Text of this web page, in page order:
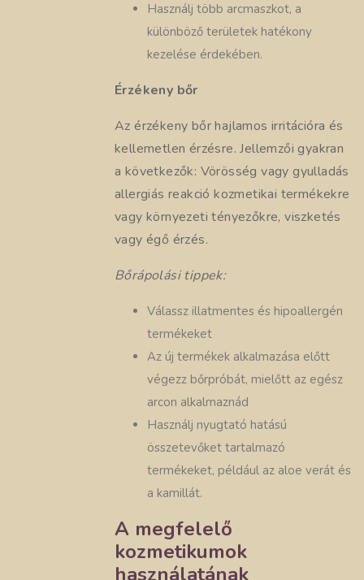
Használj több arcmaszkot, a
különböző területek hatékony
kezelése érdekében.
Érzékeny bőr
Az érzékeny bőr hajlamos irritációra és
kellemetlen érzésre. Jellemzői gyakran
a következők: Vörösség vagy gyulladás
allergiás reakció kozmetikai termékekre
vagy környezeti tényezőkre, viszketés
vagy égő érzés.
Bőrápolási tippek:
Válassz illatmentes és hipoallergén
termékeket
Az új termékek alkalmazása előtt
végezz bőrpróbát, mielőtt az egész
arcon alkalmaznád
Használj nyugtató hatású
összetevőket tartalmazó
termékeket, például az aloe verát és
a kamillát.
A megfelelő
kozmetikumok
használatának